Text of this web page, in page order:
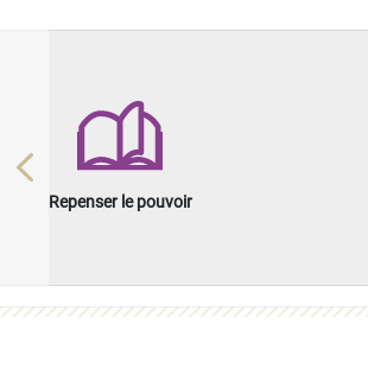
Repenser le pouvoir
Previous